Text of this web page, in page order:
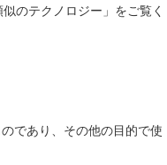
のテクノロジー」をご覧く
であり、その他の目的で使